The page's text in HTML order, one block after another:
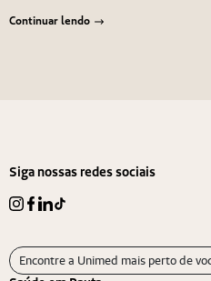
Continuar lendo
Siga nossas redes sociais
Encontre a Unimed mais perto de